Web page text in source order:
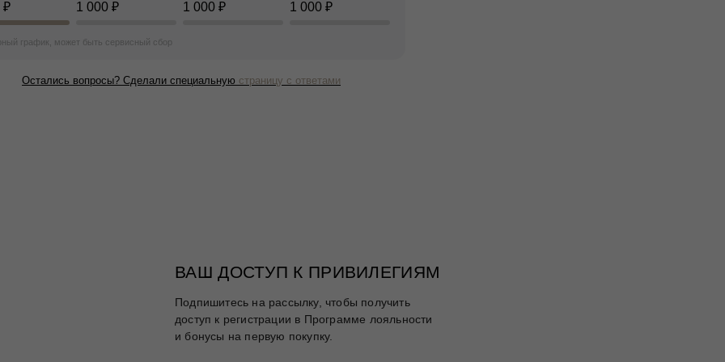
Остались вопросы? Сделали специальную страницу с ответами
₽
график, может быть сервисный сбор
1 000 ₽ 1 000 ₽ 1 000 ₽
ВАШ ДОСТУП К ПРИВИЛЕГИЯМ
Подпишитесь на рассылку, чтобы получить
доступ к регистрации в Программе лояльности
и бонусы на первую покупку.
Таблица размеров